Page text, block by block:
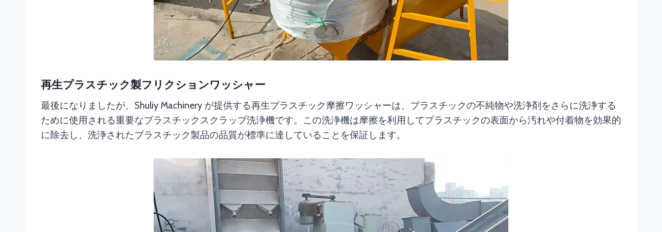
再生プラスチック製フリクションワッシャー
最後になりましたが、Shuliy Machinery が提供する再生プラスチック摩擦ワッシャーは、プラスチックの不純物や洗浄剤をさらに洗浄する
ために使用される重要なプラスチックスクラップ洗浄機です。この洗浄機は摩擦を利用してプラスチックの表面から汚れや付着物を効果的
に除去し、洗浄されたプラスチック製品の品質が標準に達していることを保証します。